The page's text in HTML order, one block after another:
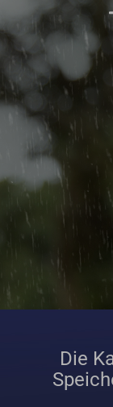
Die